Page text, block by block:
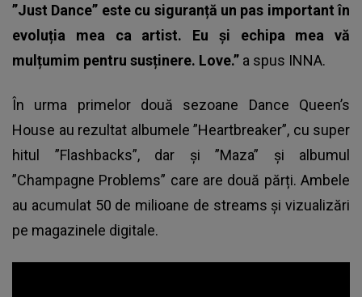
”Just Dance” este cu siguranță un pas important în
evoluția mea ca artist. Eu și echipa mea vă
mulțumim pentru susținere. Love.” a spus INNA.
În urma primelor două sezoane Dance Queen’s
House au rezultat albumele ”Heartbreaker”, cu super
hitul ”Flashbacks”, dar și ”Maza” și albumul
”Champagne Problems” care are două părți. Ambele
au acumulat 50 de milioane de streams și vizualizări
pe magazinele digitale.